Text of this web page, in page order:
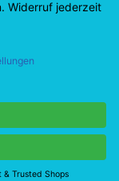
Online Shop in